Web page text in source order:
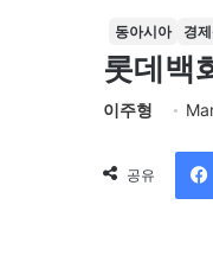
동아시아 경
롯데백
이주형
공유